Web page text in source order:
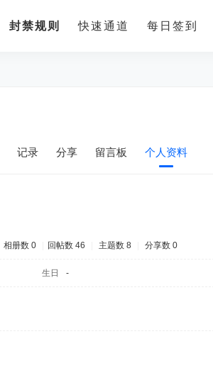
封禁规则 快速通道 每日签到
记录 分享 留言板 个人资料
相册数 0 回帖数 46 主题数 8 分享数 0
生日 -